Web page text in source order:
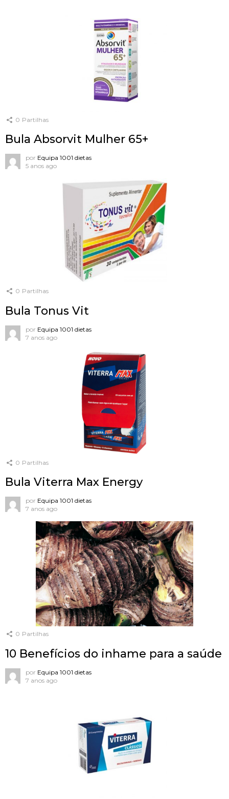
0 Partilhas
Bula Absorvit Mulher 65+
por Equipa 1001 dietas
5 anos ago
0 Partilhas
Bula Tonus Vit
por Equipa 1001 dietas
7 anos ago
0 Partilhas
Bula Viterra Max Energy
por Equipa 1001 dietas
7 anos ago
0 Partilhas
10 Benefícios do inhame para a saúde
por Equipa 1001 dietas
7 anos ago